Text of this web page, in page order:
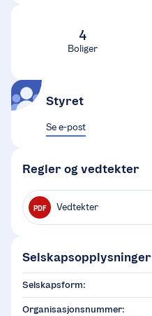
4
Boliger
Styret
Se e-post
Regler og vedtekter
PDF Vedtekter
Selskapsopplysninger
Selskapsform:
Organisasjonsnummer: